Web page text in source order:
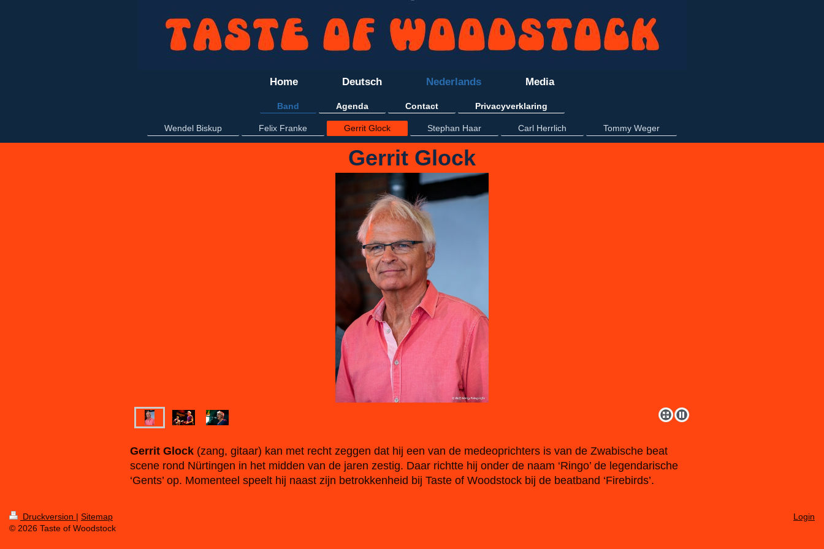
Home Deutsch Nederlands Media
Band Agenda Contact Privacyverklaring
Wendel Biskup Felix Franke Gerrit Glock Stephan Haar Carl Herrlich Tommy Weger
Gerrit Glock
Gerrit Glock (zang, gitaar) kan met recht zeggen dat hij een van de medeoprichters is van de Zwabische beat
scene rond Nürtingen in het midden van de jaren zestig. Daar richtte hij onder de naam ‘Ringo’ de legendarische
‘Gents’ op. Momenteel speelt hij naast zijn betrokkenheid bij Taste of Woodstock bij de beatband ‘Firebirds’.
Druckversion | Sitemap
© 2026 Taste of Woodstock
Login